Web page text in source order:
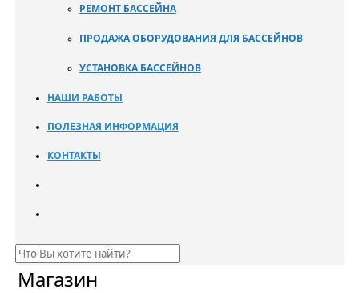
РЕМОНТ БАССЕЙНА
ПРОДАЖА ОБОРУДОВАНИЯ ДЛЯ БАССЕЙНОВ
УСТАНОВКА БАССЕЙНОВ
НАШИ РАБОТЫ
ПОЛЕЗНАЯ ИНФОРМАЦИЯ
КОНТАКТЫ
Магазин